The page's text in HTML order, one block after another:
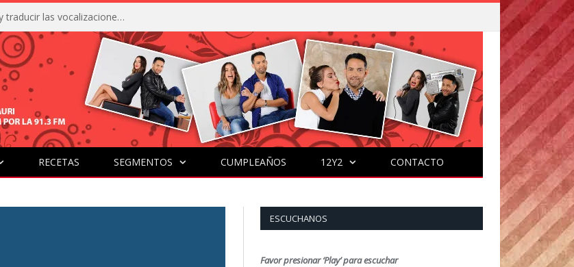
La IA está acercándonos a comprender y traducir las vocalizaciones y comportamientos de nuestras mascotas
RECETAS SEGMENTOS CUMPLEAÑOS 12Y2 CONTACTO
ESCUCHANOS
Favor presionar ‘Play’ para escuchar